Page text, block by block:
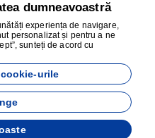
de
dumneavoastră
experiența de navigare,
personalizat și pentru a ne
sunteți de acord cu
urile